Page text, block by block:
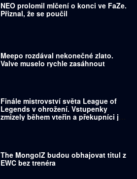
NEO prolomil mlčení o konci ve FaZe.
Přiznal, že se poučil
Meepo rozdával nekonečné zlato.
Valve muselo rychle zasáhnout
Finále mistrovství světa League of
Legends v ohrožení. Vstupenky
zmizely během vteřin a překupníci je
The MongolZ budou obhajovat titul z
EWC bez trenéra